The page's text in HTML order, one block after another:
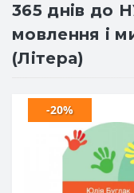
365 днів до
мовлення і
(Літера)
-20%